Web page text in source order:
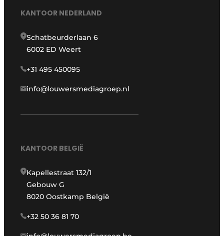
KANTOOR NEDERLAND
Schatbeurderlaan 6
6002 ED Weert
+31 495 450095
info@louwersmediagroep.nl
KANTOOR BELGIË
Kapellestraat 132/1
Gebouw G
8020 Oostkamp België
+32 50 36 81 70